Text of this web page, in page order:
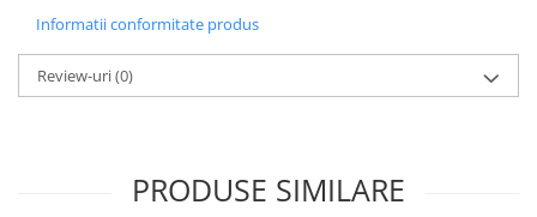
Informatii conformitate produs
Review-uri(0)
PRODUSE SIMILARE